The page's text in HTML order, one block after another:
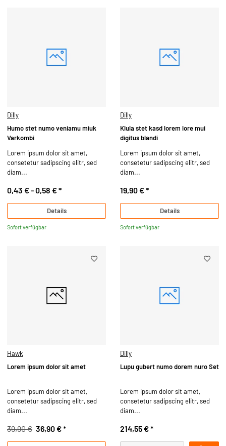
Dilly
Humo stet numo veniamu miuk
Varkombi
Lorem ipsum dolor sit amet,
consetetur sadipscing elitr, sed
diam...
0,43 € -0,58 €*
Details
Sofort verfügbar
Dilly
Klula stet kasd lorem lore mui
digitus blandi
Lorem ipsum dolor sit amet,
consetetur sadipscing elitr, sed
diam...
19,90 €*
Details
Sofort verfügbar
Hawk
Lorem ipsum dolor sit amet
Lorem ipsum dolor sit amet,
consetetur sadipscing elitr, sed
diam...
39,90 € 36,90 €*
Dilly
Lupu gubert numo dorem nuro Set
Lorem ipsum dolor sit amet,
consetetur sadipscing elitr, sed
diam...
214,55 €*